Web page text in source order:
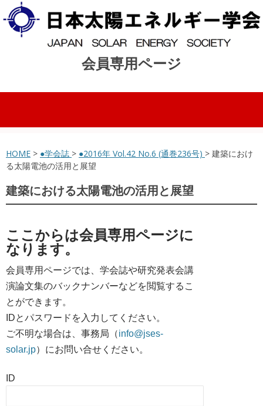
会員専用ページ
コンテンツへスキップ
HOME > ●学会誌 > ●2016年 Vol.42 No.6 (通巻236号) > 建築におけ
る太陽電池の活用と展望
建築における太陽電池の活用と展望
ここからは会員専用ページに
なります。
会員専用ページでは、学会誌や研究発表会講
演論文集のバックナンバーなどを閲覧するこ
とができます。
IDとパスワードを入力してください。
ご不明な場合は、事務局（info@jses-
solar.jp）にお問い合せください。
ID